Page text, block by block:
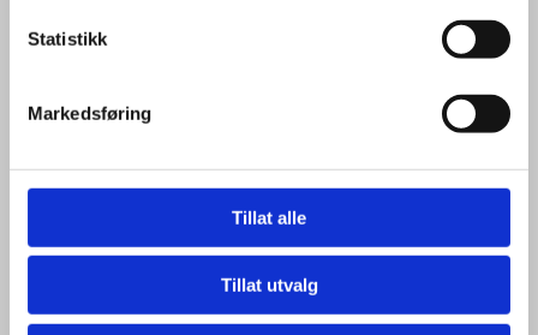
Statistikk
Markedsføring
Tillat alle
Tillat utvalg